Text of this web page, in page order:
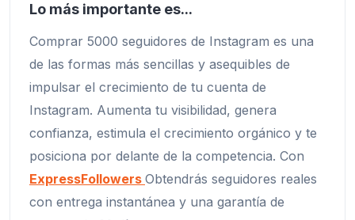
Lo más importante es...
Comprar 5000 seguidores de Instagram es una
de las formas más sencillas y asequibles de
impulsar el crecimiento de tu cuenta de
Instagram. Aumenta tu visibilidad, genera
confianza, estimula el crecimiento orgánico y te
posiciona por delante de la competencia. Con
ExpressFollowers Obtendrás seguidores reales
con entrega instantánea y una garantía de